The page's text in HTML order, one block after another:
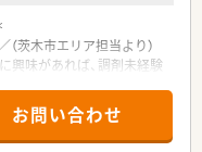
茨木市エリア担当より）
興味があれば、調剤未経験
ます。
お問い合わせ